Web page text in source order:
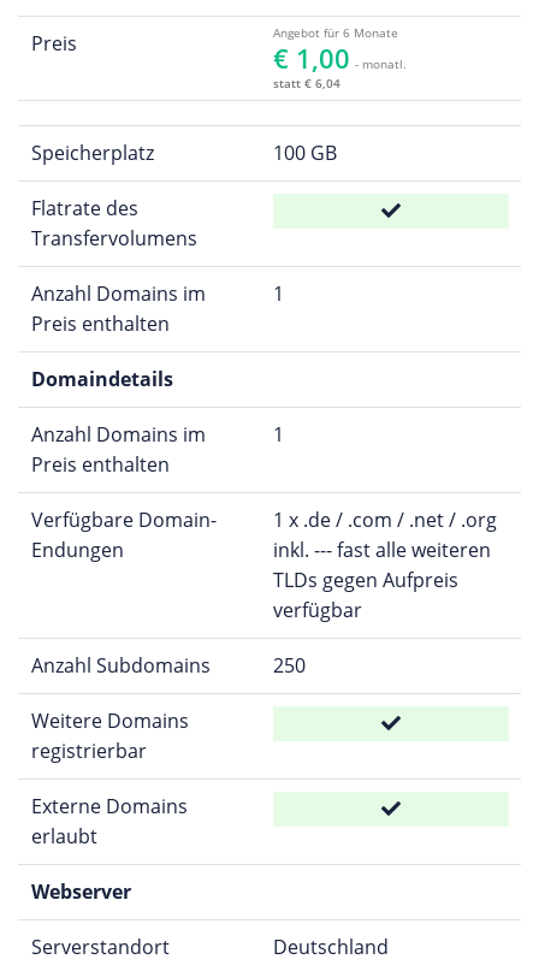
Preis Angebot für 6 Monate
€ 1,00 - monatl.
statt € 6,04
Speicherplatz 100 GB
Flatrate des
Transfervolumens
Anzahl Domains im
Preis enthalten
1
Domaindetails
Anzahl Domains im
Preis enthalten
1
Verfügbare Domain-
Endungen
1 x .de / .com / .net / .org
inkl. --- fast alle weiteren
TLDs gegen Aufpreis
verfügbar
Anzahl Subdomains 250
Weitere Domains
registrierbar
Externe Domains
erlaubt
Webserver
Serverstandort Deutschland